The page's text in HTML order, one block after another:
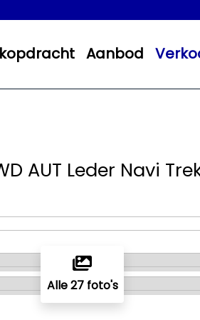
Aanbod
AUT Leder Navi
Alle 27 foto's